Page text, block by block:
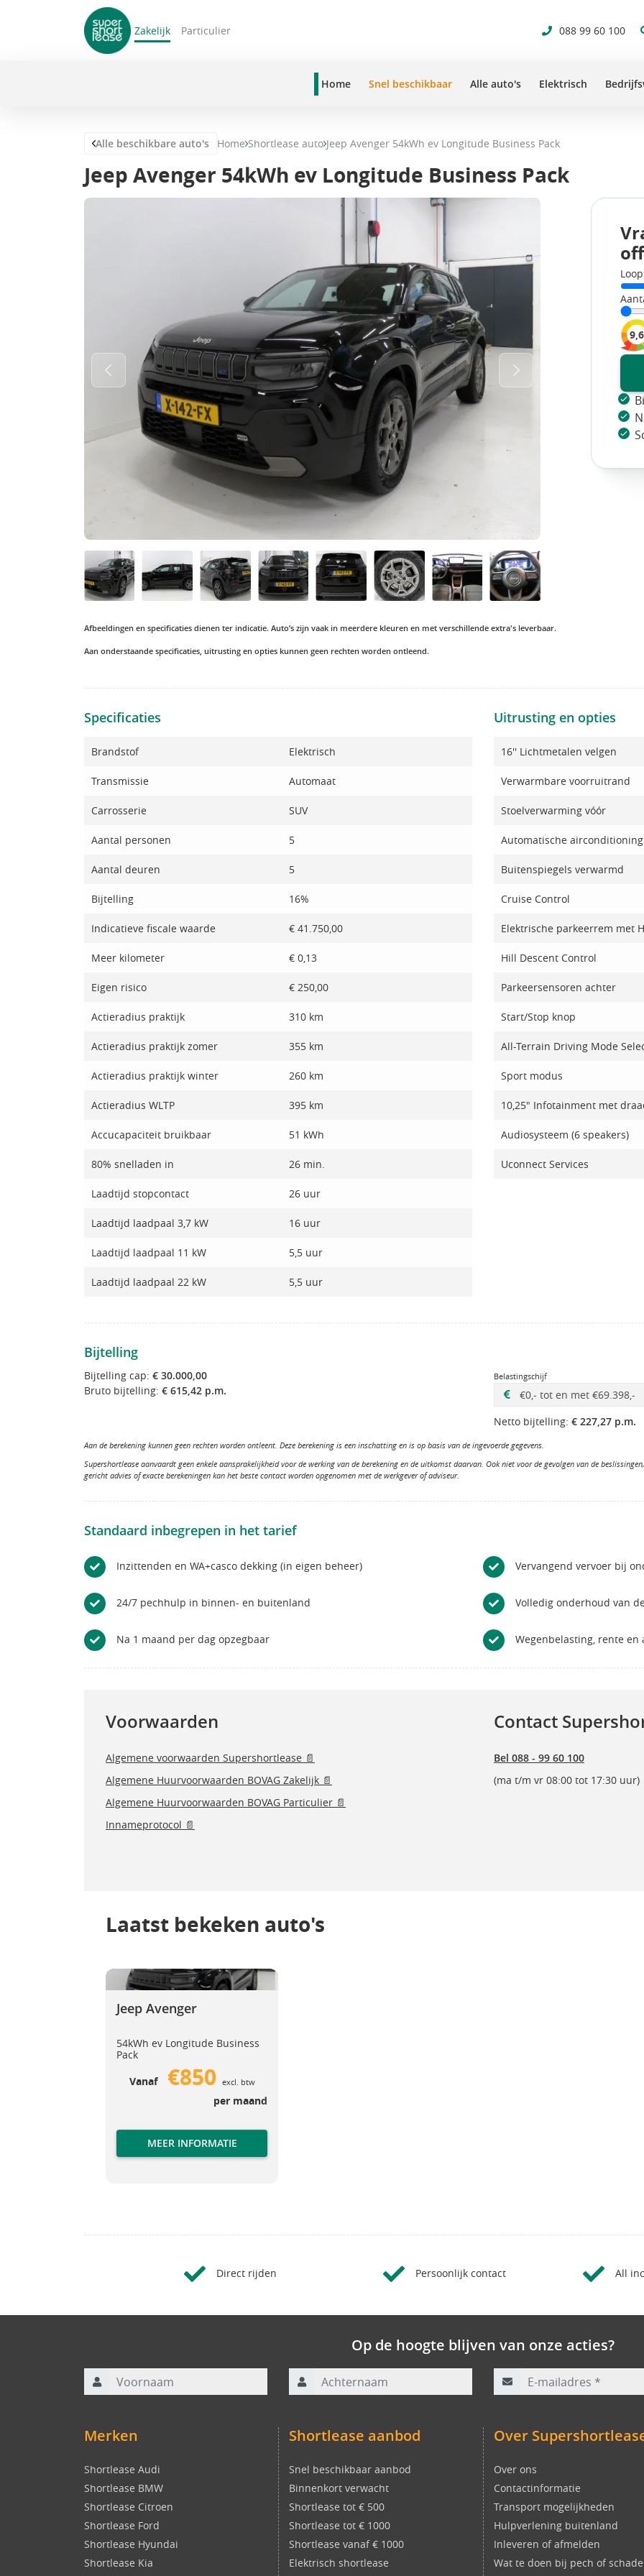
Zakelijk Particulier 088 99 60 100
Home Snel beschikbaar Alle auto's Elektrisch
Alle beschikbare auto's Home Shortlease auto Jeep Avenger 54kWh ev Longitude Business Pack
Jeep Avenger 54kWh ev Longitude Business Pack
9,6
Afbeeldingen en specificaties dienen ter indicatie. Auto’s zijn vaak in meerdere kleuren en met verschillende extra's leverbaar.
Aan onderstaande specificaties, uitrusting en opties kunnen geen rechten worden ontleend.
Specificaties
Brandstof Elektrisch
Transmissie Automaat
Carrosserie SUV
Aantal personen 5
Aantal deuren 5
Bijtelling 16%
Indicatieve fiscale waarde € 41.750,00
Meer kilometer € 0,13
Eigen risico € 250,00
Actieradius praktijk 310 km
Actieradius praktijk zomer 355 km
Actieradius praktijk winter 260 km
Actieradius WLTP 395 km
Accucapaciteit bruikbaar 51 kWh
80% snelladen in 26 min.
Laadtijd stopcontact 26 uur
Laadtijd laadpaal 3,7 kW 16 uur
Laadtijd laadpaal 11 kW 5,5 uur
Laadtijd laadpaal 22 kW 5,5 uur
Uitrusting en opties
16'' Lichtmetalen velgen
Verwarmbare voorruitrand
Stoelverwarming vóór
Automatische airconditioning
Buitenspiegels verwarmd
Cruise Control
Elektrische parkeerrem met
Hill Descent Control
Parkeersensoren achter
Start/Stop knop
All-Terrain Driving Mode
Sport modus
10,25" Infotainment met
Audiosysteem (6 speakers)
Uconnect Services
Bijtelling
Bijtelling cap: € 30.000,00
Bruto bijtelling: € 615,42 p.m.
Belastingschijf
Netto bijtelling: € 227,27 p.m.
Aan de berekening kunnen geen rechten worden ontleent. Deze berekening is een inschatting en is op basis van de ingevoerde gegevens.
Supershortlease aanvaardt geen enkele aansprakelijkheid voor de werking van de berekening en de uitkomst daarvan. Ook niet voor de gevolgen van de
gericht advies of exacte berekeningen kan het beste contact worden opgenomen met de werkgever of adviseur.
Standaard inbegrepen in het tarief
Inzittenden en WA+casco dekking (in eigen beheer) Vervangend vervoer bij
24/7 pechhulp in binnen- en buitenland Volledig onderhoud van
Na 1 maand per dag opzegbaar Wegenbelasting, rente en
Voorwaarden
Algemene voorwaarden Supershortlease 📄
Algemene Huurvoorwaarden BOVAG Zakelijk 📄
Algemene Huurvoorwaarden BOVAG Particulier 📄
Innameprotocol 📄
Contact
Bel 088 - 99 60 100
(ma t/m vr 08:00 tot 17:30 uur)
Laatst bekeken auto's
Jeep Avenger
Jeep Avenger
Jeep Avenger
54kWh ev Longitude Business
Pack
Vanaf
€850 excl. btw
per maand
MEER INFORMATIE
Direct rijden Persoonlijk contact All
Op de hoogte blijven van onze acties?
Merken
Shortlease Audi
Shortlease BMW
Shortlease Citroen
Shortlease Ford
Shortlease Hyundai
Shortlease Kia
Shortlease aanbod
Snel beschikbaar aanbod
Binnenkort verwacht
Shortlease tot € 500
Shortlease tot € 1000
Shortlease vanaf € 1000
Elektrisch shortlease
Over
Over ons
Contactinformatie
Transport mogelijkheden
Hulpverlening buitenland
Inleveren of afmelden
Wat te doen bij pech of schade